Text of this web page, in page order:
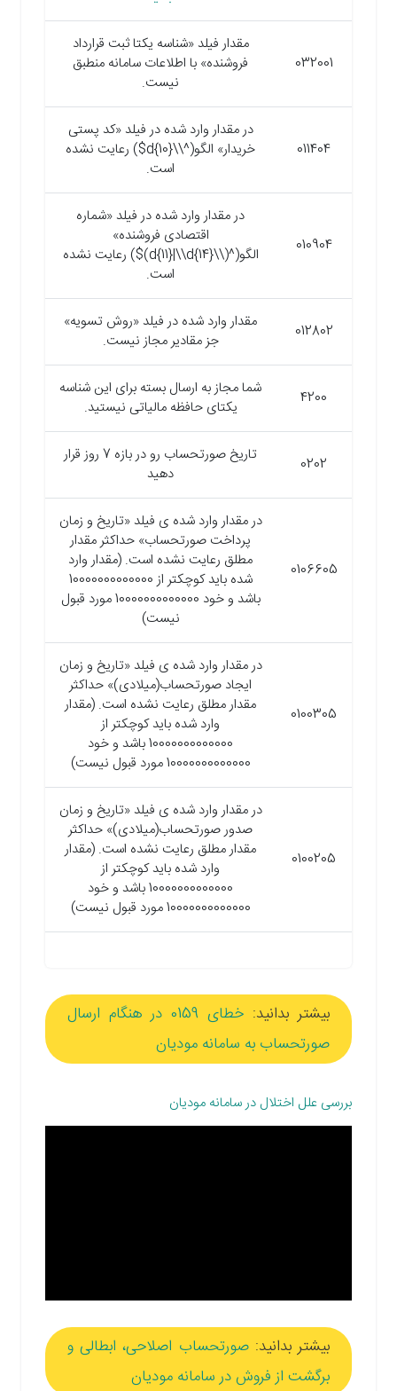
032001
مقدار فیلد «شناسه یکتا ثبت قرارداد
فروشنده» با اطلاعات سامانه منطبق
نیست.
011404
در مقدار وارد شده در فیلد «کد پستی
خریدار» الگو(^\\d{10}$) رعایت نشده
است.
010904
در مقدار وارد شده در فیلد «شماره
اقتصادی فروشنده»
الگو(^(\\d{11}|\\d{14})$) رعایت نشده
است.
012802
مقدار وارد شده در فیلد «روش تسویه»
جز مقادیر مجاز نیست.
4200
شما مجاز به ارسال بسته برای این شناسه
یکتای حافظه مالیاتی نیستید.
0202
تاریخ صورتحساب رو در بازه 7 روز قرار
دهید
0106605
در مقدار وارد شده ی فیلد «تاریخ و زمان
پرداخت صورتحساب» حداکثر مقدار
مطلق رعایت نشده است. (مقدار وارد
شده باید کوچکتر از 10000000000000
باشد و خود 10000000000000 مورد قبول
نیست)
0100305
در مقدار وارد شده ی فیلد «تاریخ و زمان
ایجاد صورتحساب(میلادی)» حداکثر
مقدار مطلق رعایت نشده است. (مقدار
وارد شده باید کوچکتر از
10000000000000 باشد و خود
10000000000000 مورد قبول نیست)
0100205
در مقدار وارد شده ی فیلد «تاریخ و زمان
صدور صورتحساب(میلادی)» حداکثر
مقدار مطلق رعایت نشده است. (مقدار
وارد شده باید کوچکتر از
10000000000000 باشد و خود
10000000000000 مورد قبول نیست)
بیشتر بدانید:
خطای 0159 در هنگام ارسال
صورتحساب به سامانه مودیان
بررسی علل اختلال در سامانه مودیان
بیشتر بدانید: صورتحساب اصلاحی، ابطالی و
برگشت از فروش در سامانه مودیان